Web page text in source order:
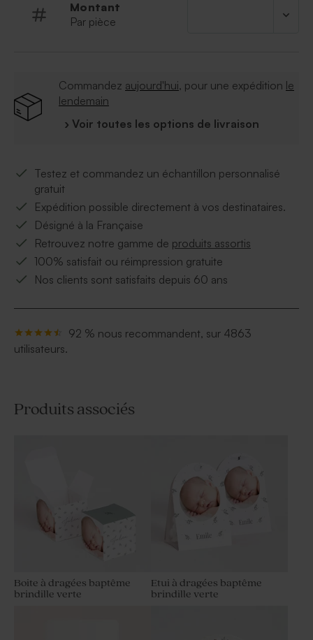
À retenir :
Montant
Par pièce
Commandez aujourd'hui, pour une expédition le
lendemain
› Voir toutes les options de livraison
Testez et commandez un échantillon personnalisé
gratuit
Expédition possible directement à vos destinataires.
Désigné à la Française
Retrouvez notre gamme de produits assortis
100% satisfait ou réimpression gratuite
Nos clients sont satisfaits depuis 60 ans
92 % nous recommandent, sur 4863
utilisateurs.
Produits associés
Boite à dragées baptême
brindille verte
Etui à dragées baptême
brindille verte